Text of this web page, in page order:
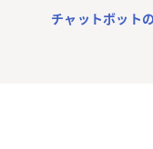
チャットボット